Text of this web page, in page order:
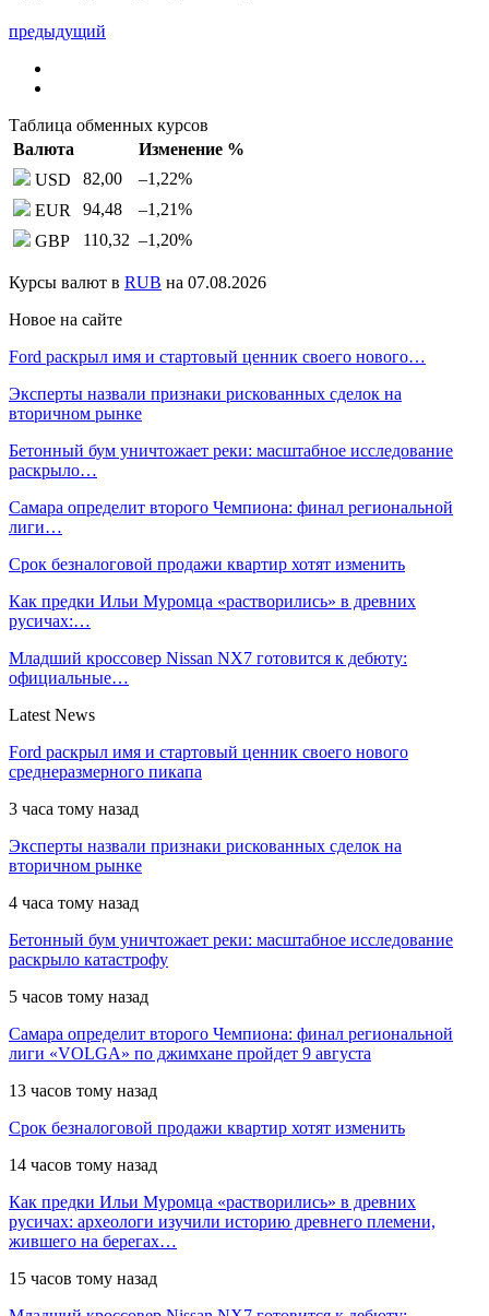
предыдущий
Таблица обменных курсов
Валюта
Изменение %
USD
82,00 –1,22%
EUR
94,48 –1,21%
GBP
110,32 –1,20%
Курсы валют в RUB на 07.08.2026
Новое на сайте
Ford раскрыл имя и стартовый ценник своего нового…
Эксперты назвали признаки рискованных сделок на
вторичном рынке
Бетонный бум уничтожает реки: масштабное исследование
раскрыло…
Самара определит второго Чемпиона: финал региональной
лиги…
Срок безналоговой продажи квартир хотят изменить
Как предки Ильи Муромца «растворились» в древних
русичах:…
Младший кроссовер Nissan NX7 готовится к дебюту:
официальные…
Latest News
Ford раскрыл имя и стартовый ценник своего нового
среднеразмерного пикапа
3 часа тому назад
Эксперты назвали признаки рискованных сделок на
вторичном рынке
4 часа тому назад
Бетонный бум уничтожает реки: масштабное исследование
раскрыло катастрофу
5 часов тому назад
Самара определит второго Чемпиона: финал региональной
лиги «VOLGA» по джимхане пройдет 9 августа
13 часов тому назад
Срок безналоговой продажи квартир хотят изменить
14 часов тому назад
Как предки Ильи Муромца «растворились» в древних
русичах: археологи изучили историю древнего племени,
жившего на берегах…
15 часов тому назад